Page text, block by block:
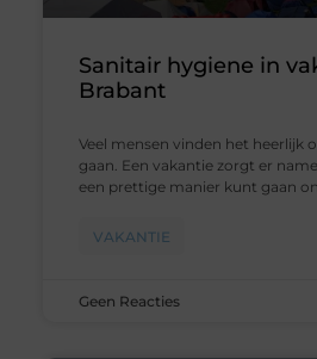
Sanitair hygiene in
Brabant
Veel mensen vinden het heerlijk
gaan. Een vakantie zorgt er
een prettige manier kunt gaan
VAKANTIE
Geen Reacties